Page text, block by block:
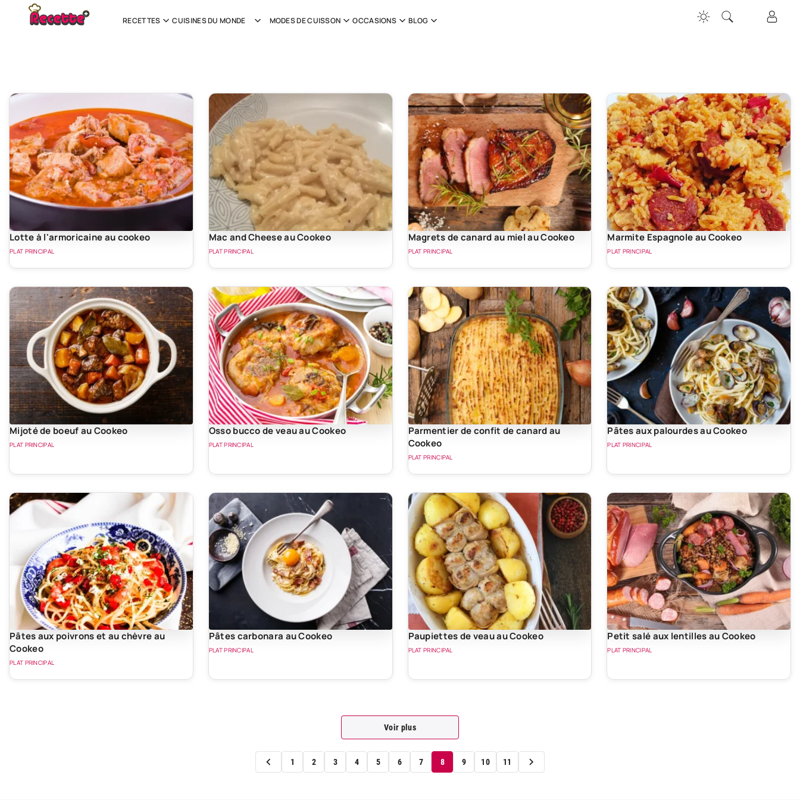
RECETTES CUISINES DU MONDE MODES DE CUISSON OCCASIONS BLOG
Lotte à l'armoricaine au cookeo
PLAT PRINCIPAL
Mac and Cheese au Cookeo
PLAT PRINCIPAL
Magrets de canard au miel au Cookeo
PLAT PRINCIPAL
Marmite Espagnole au Cookeo
PLAT PRINCIPAL
Mijoté de boeuf au Cookeo
PLAT PRINCIPAL
Osso bucco de veau au Cookeo
PLAT PRINCIPAL
Parmentier de confit de canard au
Cookeo
PLAT PRINCIPAL
Pâtes aux palourdes au Cookeo
PLAT PRINCIPAL
Pâtes aux poivrons et au chèvre au
Cookeo
PLAT PRINCIPAL
Pâtes carbonara au Cookeo
PLAT PRINCIPAL
Paupiettes de veau au Cookeo
PLAT PRINCIPAL
Petit salé aux lentilles au Cookeo
PLAT PRINCIPAL
Voir plus
1 2 3 4 5 6 7 8 9 10 11